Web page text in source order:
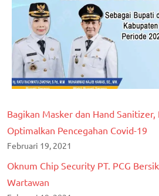
Bagikan Masker dan Hand Sanitizer,
Optimalkan Pencegahan Covid-19
Februari 19, 2021
Oknum Chip Security PT. PCG
Wartawan